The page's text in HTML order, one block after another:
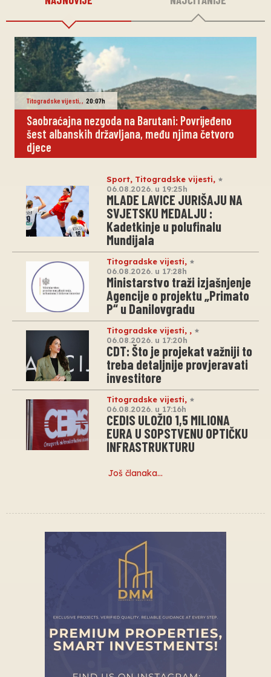
Titogradske vijesti,, 20:07h
Saobraćajna nezgoda na Barutani: Povrijeđeno
šest albanskih državljana, među njima četvoro
djece
Sport, Titogradske vijesti,
06.08.2026. u 19:25h
MLADE LAVICE JURIŠAJU NA
SVJETSKU MEDALJU :
Kadetkinje u polufinalu
Mundijala
Titogradske vijesti,
06.08.2026. u 17:28h
Ministarstvo traži izjašnjenje
Agencije o projektu „Primato
P“ u Danilovgradu
Titogradske vijesti, ,
06.08.2026. u 17:20h
CDT: Što je projekat važniji to
treba detaljnije provjeravati
investitore
Titogradske vijesti,
06.08.2026. u 17:16h
CEDIS ULOŽIO 1,5 MILIONA
EURA U SOPSTVENU OPTIČKU
INFRASTRUKTURU
Još članaka…